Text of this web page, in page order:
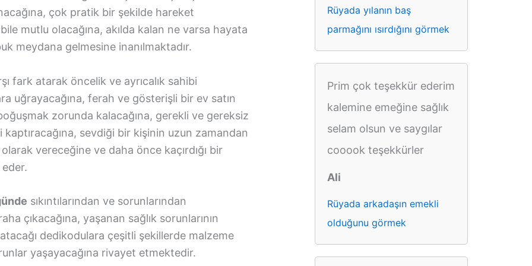
çok pratik bir şekilde hareket
mutlu olacağına, akılda kalan ne varsa hayata
meydana gelmesine inanılmaktadır.
fark atarak öncelik ve ayrıcalık sahibi
uğrayacağına, ferah ve gösterişli bir ev satın
zorunda kalacağına, gerekli ve gereksiz
sevdiği bir kişinin uzun zamandan
vereceğine ve daha önce kaçırdığı bir
eder.
sıkıntılarından ve sorunlarından
çıkacağına, yaşanan sağlık sorunlarının
dedikodulara çeşitli şekillerde malzeme
yaşayacağına rivayet etmektedir.
Rüyada yılanın baş
parmağını ısırdığını görmek
Prim çok teşekkür ederim
kalemine emeğine sağlık
selam olsun ve saygılar
cooook teşekkürler
Ali
Rüyada arkadaşın emekli
olduğunu görmek